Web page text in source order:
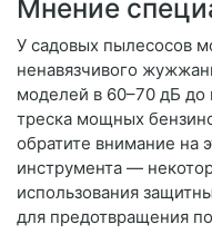
Мнение
У садовых пылесосов
ненавязчивого
моделей в 60–70 дБ до
треска мощных
обратите внимание на
инструмента —
использования
для предотвращения